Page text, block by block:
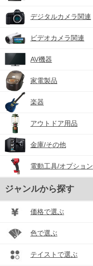
デジタルカメラ関連
ビデオカメラ関連
AV機器
家電製品
楽器
アウトドア用品
金庫/その他
電動工具/オプション
ジャンルから探す
価格で選ぶ
色で選ぶ
テイストで選ぶ